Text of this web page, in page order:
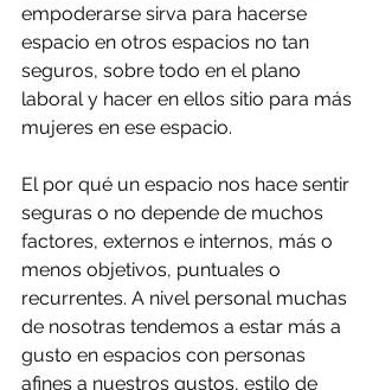
empoderarse sirva para hacerse
espacio en otros espacios no tan
seguros, sobre todo en el plano
laboral y hacer en ellos sitio para más
mujeres en ese espacio.
El por qué un espacio nos hace sentir
seguras o no depende de muchos
factores, externos e internos, más o
menos objetivos, puntuales o
recurrentes. A nivel personal muchas
de nosotras tendemos a estar más a
gusto en espacios con personas
afines a nuestros gustos, estilo de